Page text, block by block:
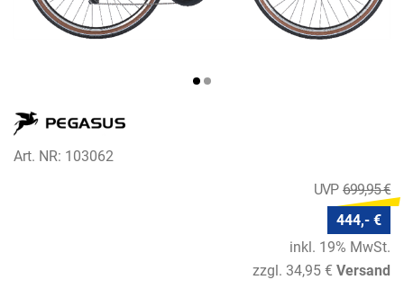
Art. NR: 103062
699,95 €
444,- €
inkl. 19% MwSt.
zzgl. 34,95 € Versand